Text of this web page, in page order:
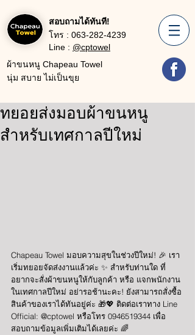
สอบถามได้ทันที!
โทร : 063-282-4239
Line : @cptowel
ผ้าขนหนู Chapeau Towel
นุ่ม สบาย ไม่เป็นขุย
ทยอยส่งมอบผ้าขนหนู
สำหรับเทศกาลปีใหม่
Chapeau Towel มอบความสุขในช่วงปีใหม่! 🎉 เรา
เริ่มทยอยจัดส่งงานแล้วค่ะ ✨ สำหรับท่านใด ที่
อยากจะสั่งผ้าขนหนูให้กับลูกค้า หรือ แจกพนักงาน
ในเทศกาลปีใหม่ อย่ารอช้านะคะ! ยังสามารถสั่งซื้อ
สินค้าของเราได้ทันอยู่ค่ะ 🎁💖 ติดต่อเราทาง Line
Official: @cptowel หรือโทร 0946519344 เพื่อ
สอบถามข้อมูลเพิ่มเติมได้เลยค่ะ 🌈